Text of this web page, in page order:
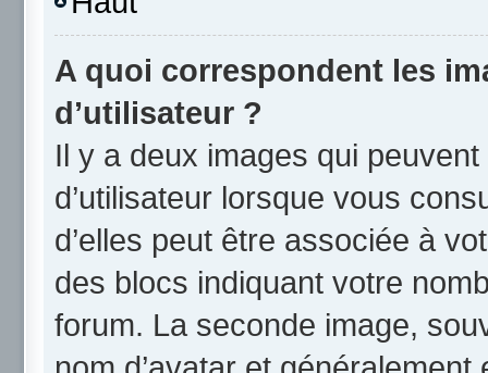
A quoi correspondent les
d’utilisateur ?
Il y a deux images qui
d’utilisateur lorsque vous
d’elles peut être associée à
des blocs indiquant votre
forum. La seconde image,